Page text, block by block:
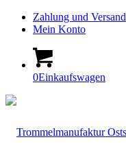
Zahlung und Versand
Mein Konto
0Einkaufswagen